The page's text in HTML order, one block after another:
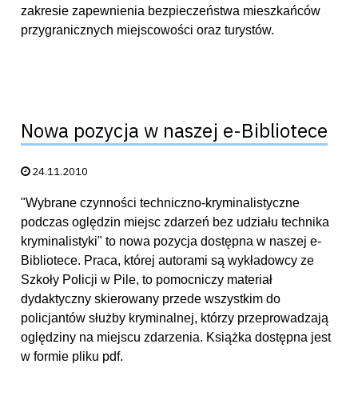
zakresie zapewnienia bezpieczeństwa mieszkańców
przygranicznych miejscowości oraz turystów.
Nowa pozycja w naszej e-Bibliotece
Data publikacji:
24.11.2010
"Wybrane czynności techniczno-kryminalistyczne
podczas oględzin miejsc zdarzeń bez udziału technika
kryminalistyki" to nowa pozycja dostępna w naszej e-
Bibliotece. Praca, której autorami są wykładowcy ze
Szkoły Policji w Pile, to pomocniczy materiał
dydaktyczny skierowany przede wszystkim do
policjantów służby kryminalnej, którzy przeprowadzają
oględziny na miejscu zdarzenia. Książka dostępna jest
w formie pliku pdf.